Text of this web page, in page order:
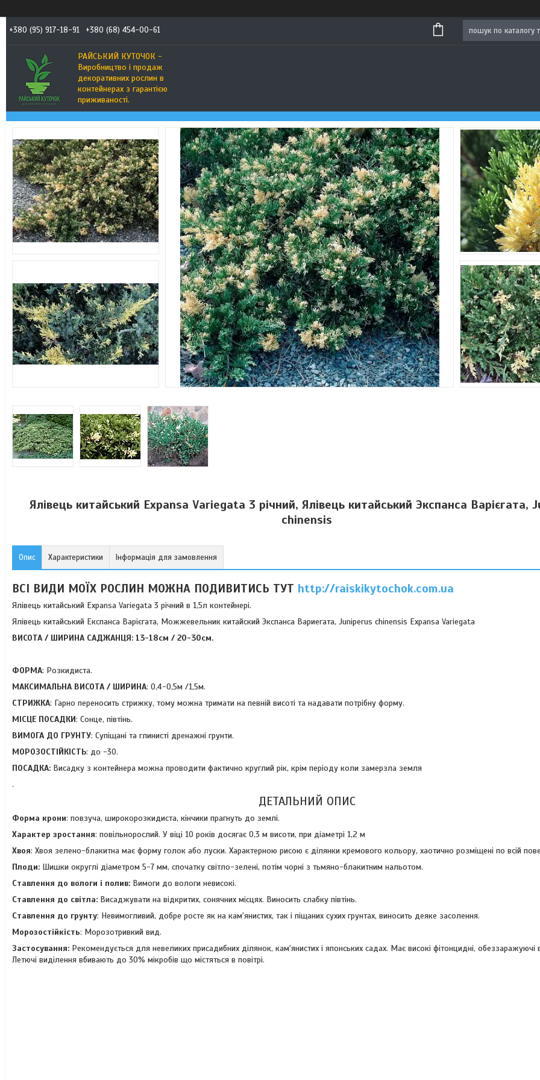
+380 (95) 917-18-91 +380 (68) 454-00-61
РАЙСЬКИЙ КУТОЧОК -
Виробництво і продаж
декоративних рослин в
контейнерах з гарантією
приживаності.
Ялівець китайський Expansa Variegata 3 річний, Ялівець китайський Экспанса Варієгата,
chinensis
Опис Характеристики Інформація для замовлення
ВСІ ВИДИ МОЇХ РОСЛИН МОЖНА ПОДИВИТИСЬ ТУТ http://raiskikytochok.com.ua
Ялівець китайський Expansa Variegata 3 річний в 1,5л контейнері.
Ялівець китайський Експанса Варієгата, Можжевельник китайский Экспанса Вариегата, Juniperus chinensis Expansa Variegata
ВИСОТА / ШИРИНА САДЖАНЦЯ: 13-18см / 20-30см.
ФОРМА: Розкидиста.
МАКСИМАЛЬНА ВИСОТА / ШИРИНА: 0,4-0,5м /1,5м.
СТРИЖКА: Гарно переносить стрижку, тому можна тримати на певній висоті та надавати потрібну форму.
МІСЦЕ ПОСАДКИ: Сонце, півтінь.
ВИМОГА ДО ГРУНТУ: Супіщані та глинисті дренажні грунти.
МОРОЗОСТІЙКІСТЬ: до -30.
ПОСАДКА: Висадку з контейнера можна проводити фактично круглий рік, крім періоду коли замерзла земля
.
ДЕТАЛЬНИЙ ОПИС
Форма крони: повзуча, широкорозкидиста, кінчики прагнуть до землі.
Характер зростання: повільнорослий. У віці 10 років досягає 0,3 м висоти, при діаметрі 1,2 м
Хвоя: Хвоя зелено-блакитна має форму голок або луски. Характерною рисою є ділянки кремового кольору, хаотично розміщені по всій
Плоди: Шишки округлі діаметром 5-7 мм, спочатку світло-зелені, потім чорні з тьмяно-блакитним нальотом.
Ставлення до вологи і полив: Вимоги до вологи невисокі.
Ставлення до світла: Висаджувати на відкритих, сонячних місцях. Виносить слабку півтінь.
Ставлення до грунту: Невимогливий, добре росте як на кам'янистих, так і піщаних сухих грунтах, виносить деяке засолення.
Морозостійкість: Морозотривкий вид.
Застосування: Рекомендується для невеликих присадибних ділянок, кам'янистих і японських садах. Має високі фітонцидні, обеззаражуючі
Летючі виділення вбивають до 30% мікробів що містяться в повітрі.